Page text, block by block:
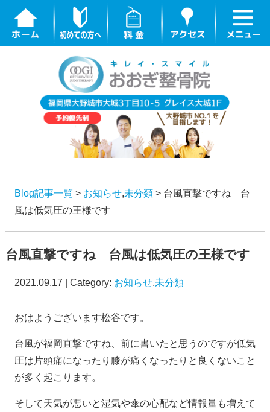
Blog記事一覧 > お知らせ,未分類> 台風直撃ですね 台
風は低気圧の王様です
台風直撃ですね 台風は低気圧の王様です
2021.09.17 | Category: お知らせ,未分類
おはようございます松谷です。
台風が福岡直撃ですね、前に書いたと思うのですが低気
圧は片頭痛になったり膝が痛くなったりと良くないこと
が多く起こります。
そして天気が悪いと湿気や傘の心配など情報量も増えて